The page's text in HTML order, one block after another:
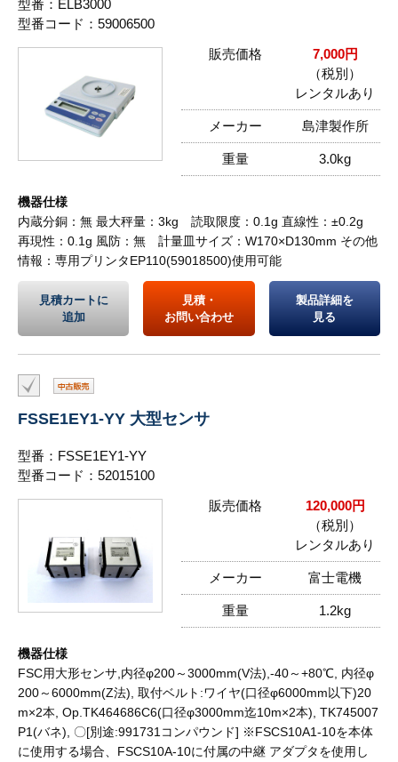
型番：ELB3000
型番コード：59006500
販売価格
7,000円
（税別）
レンタルあり
メーカー 島津製作所
重量 3.0kg
機器仕様
内蔵分銅：無 最大秤量：3kg 読取限度：0.1g 直線性：±0.2g
再現性：0.1g 風防：無 計量皿サイズ：W170×D130mm その他
情報：専用プリンタEP110(59018500)使用可能
見積カートに
追加
見積・
お問い合わせ
製品詳細を
見る
FSSE1EY1-YY 大型センサ
型番：FSSE1EY1-YY
型番コード：52015100
販売価格
120,000円
（税別）
レンタルあり
メーカー 富士電機
重量 1.2kg
機器仕様
FSC用大形センサ,内径φ200～3000mm(V法),-40～+80℃, 内径φ
200～6000mm(Z法), 取付ベルト:ワイヤ(口径φ6000mm以下)20
m×2本, Op.TK464686C6(口径φ3000mm迄10m×2本), TK745007
P1(バネ), 〇[別途:991731コンパウンド] ※FSCS10A1-10を本体
に使用する場合、FSCS10A-10に付属の中継 アダプタを使用し